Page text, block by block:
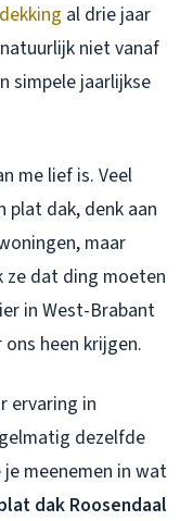
al drie jaar
niet vanaf
simpele jaarlijkse
me lief is. Veel
plat dak, denk aan
maar
ze dat ding moeten
in West-Brabant
heen krijgen.
ervaring in
dezelfde
meenemen in wat
dak Roosendaal